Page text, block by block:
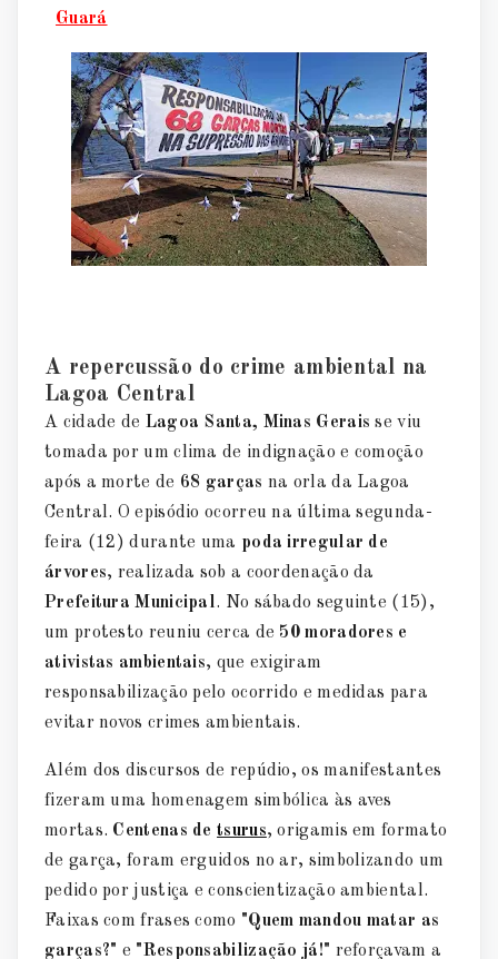
Guará
A repercussão do crime ambiental na
Lagoa Central
A cidade de Lagoa Santa, Minas Gerais se viu
tomada por um clima de indignação e comoção
após a morte de 68 garças na orla da Lagoa
Central. O episódio ocorreu na última segunda-
feira (12) durante uma poda irregular de
árvores, realizada sob a coordenação da
Prefeitura Municipal. No sábado seguinte (15),
um protesto reuniu cerca de 50 moradores e
ativistas ambientais, que exigiram
responsabilização pelo ocorrido e medidas para
evitar novos crimes ambientais.
Além dos discursos de repúdio, os manifestantes
fizeram uma homenagem simbólica às aves
mortas. Centenas detsurus, origamis em formato
de garça, foram erguidos no ar, simbolizando um
pedido por justiça e conscientização ambiental.
Faixas com frases como "Quem mandou matar as
garças?" e "Responsabilização já!" reforçavam a